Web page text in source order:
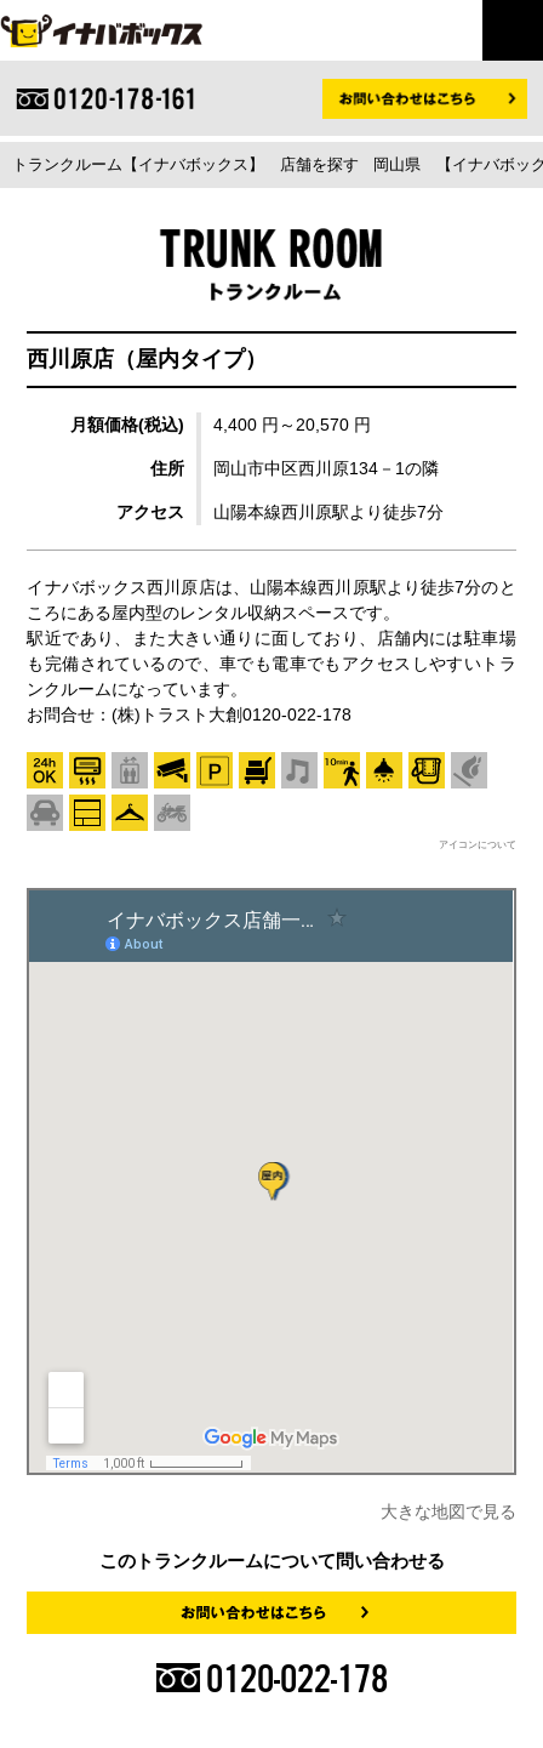
トランクルーム【イナバボックス】 店舗を探す 岡山県 【イナバボッ
西川原店（屋内タイプ）
月額価格(税込) 4,400 円～20,570 円
住所 岡山市中区西川原134－1の隣
アクセス 山陽本線西川原駅より徒歩7分
イナバボックス西川原店は、山陽本線西川原駅より徒歩7分のと
ころにある屋内型のレンタル収納スペースです。
駅近であり、また大きい通りに面しており、店舗内には駐車場
も完備されているので、車でも電車でもアクセスしやすいトラ
ンクルームになっています。
お問合せ：(株)トラスト大創0120-022-178
アイコンについて
大きな地図で見る
このトランクルームについて問い合わせる
0120-022-178